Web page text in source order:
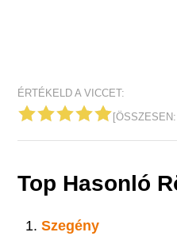
ÉRTÉKELD A VICCET:
[ÖSSZESEN:
Top Hasonló
Szegény